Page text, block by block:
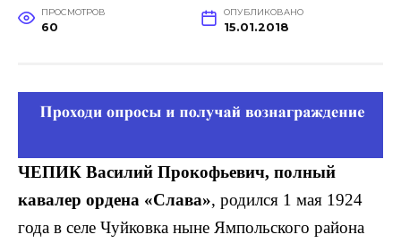
ПРОСМОТРОВ
60
ОПУБЛИКОВАНО
15.01.2018
ЧЕПИК Василий Прокофьевич, полный
кавалер ордена «Слава», родился 1 мая 1924
года в селе Чуйковка ныне Ямпольского района